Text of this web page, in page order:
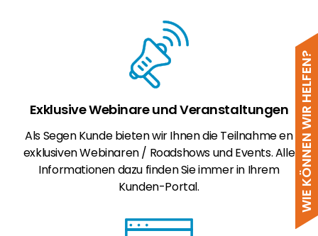
WIE KÖNNEN WIR HELFEN?
Exklusive Webinare und Veranstaltungen
Als Segen Kunde bieten wir Ihnen die Teilnahme en
exklusiven Webinaren / Roadshows und Events. Alle
Informationen dazu finden Sie immer in Ihrem
Kunden-Portal.